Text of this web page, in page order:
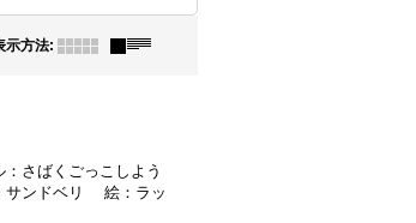
示方法:
さばくごっこしよう
サンドベリ 絵：ラッ